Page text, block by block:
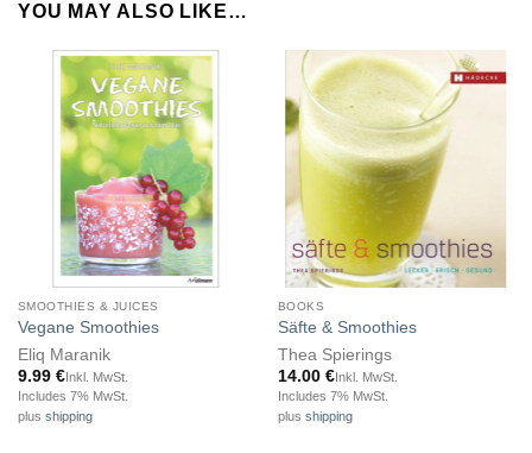
YOU MAY ALSO LIKE…
SMOOTHIES & JUICES
Vegane Smoothies
Eliq Maranik
9.99 €Inkl. MwSt.
Includes 7% MwSt.
plus shipping
BOOKS
Säfte & Smoothies
Thea Spierings
14.00 €Inkl. MwSt.
Includes 7% MwSt.
plus shipping